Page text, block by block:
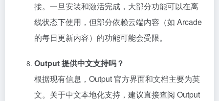
接。一旦安装和激活完成，大部分功能可以在离
线状态下使用，但部分依赖云端内容（如 Arcade
的每日更新内容）的功能可能会受限。
Output 提供中文支持吗？
根据现有信息，Output 官方界面和文档主要为英
文。关于中文本地化支持，建议直接查阅 Output